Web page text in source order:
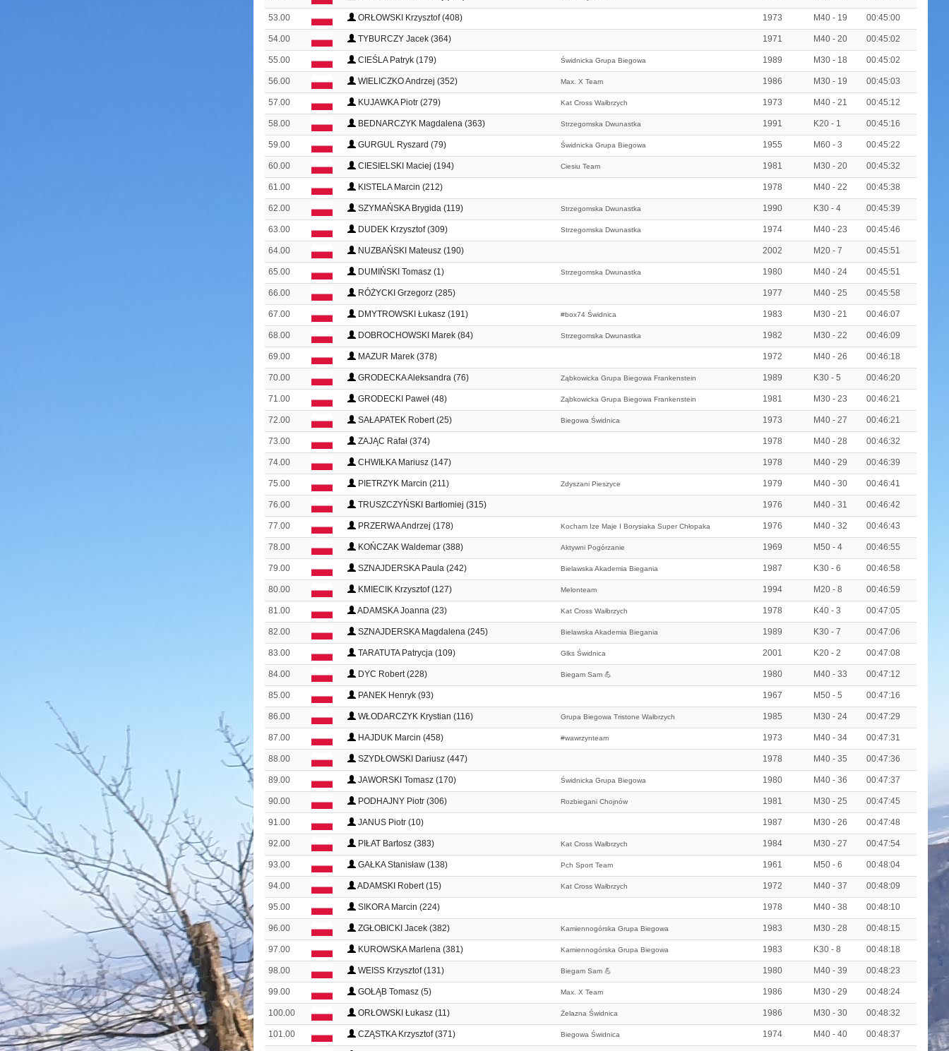
53.00 ORŁOWSKI Krzysztof (408) 1973 M40 - 19 00:45:00
54.00 TYBURCZY Jacek (364) 1971 M40 - 20 00:45:02
55.00 CIEŚLA Patryk (179) Świdnicka Grupa Biegowa 1989 M30 - 18 00:45:02
56.00 WIELICZKO Andrzej (352) Max. X Team 1986 M30 - 19 00:45:03
57.00 KUJAWKA Piotr (279) Kat Cross Wałbrzych 1973 M40 - 21 00:45:12
58.00 BEDNARCZYK Magdalena (363) Strzegomska Dwunastka 1991 K20 - 1 00:45:16
59.00 GURGUL Ryszard (79) Świdnicka Grupa Biegowa 1955 M60 - 3 00:45:22
60.00 CIESIELSKI Maciej (194) Ciesiu Team 1981 M30 - 20 00:45:32
61.00 KISTELA Marcin (212) 1978 M40 - 22 00:45:38
62.00 SZYMAŃSKA Brygida (119) Strzegomska Dwunastka 1990 K30 - 4 00:45:39
63.00 DUDEK Krzysztof (309) Strzegomska Dwunastka 1974 M40 - 23 00:45:46
64.00 NUZBAŃSKI Mateusz (190) 2002 M20 - 7 00:45:51
65.00 DUMIŃSKI Tomasz (1) Strzegomska Dwunastka 1980 M40 - 24 00:45:51
66.00 RÓŻYCKI Grzegorz (285) 1977 M40 - 25 00:45:58
67.00 DMYTROWSKI Łukasz (191) #box74 Świdnica 1983 M30 - 21 00:46:07
68.00 DOBROCHOWSKI Marek (84) Strzegomska Dwunastka 1982 M30 - 22 00:46:09
69.00 MAZUR Marek (378) 1972 M40 - 26 00:46:18
70.00 GRODECKA Aleksandra (76) Ząbkowicka Grupa Biegowa Frankenstein 1989 K30 - 5 00:46:20
71.00 GRODECKI Paweł (48) Ząbkowicka Grupa Biegowa Frankenstein 1981 M30 - 23 00:46:21
72.00 SAŁAPATEK Robert (25) Biegowa Świdnica 1973 M40 - 27 00:46:21
73.00 ZAJĄC Rafał (374) 1978 M40 - 28 00:46:32
74.00 CHWIŁKA Mariusz (147) 1978 M40 - 29 00:46:39
75.00 PIETRZYK Marcin (211) Zdyszani Pieszyce 1979 M40 - 30 00:46:41
76.00 TRUSZCZYŃSKI Bartłomiej (315) 1976 M40 - 31 00:46:42
77.00 PRZERWA Andrzej (178) Kocham Ize Maje I Borysiaka Super Chłopaka 1976 M40 - 32 00:46:43
78.00 KOŃCZAK Waldemar (388) Aktywni Pogórzanie 1969 M50 - 4 00:46:55
79.00 SZNAJDERSKA Paula (242) Bielawska Akademia Biegania 1987 K30 - 6 00:46:58
80.00 KMIECIK Krzysztof (127) Melonteam 1994 M20 - 8 00:46:59
81.00 ADAMSKA Joanna (23) Kat Cross Wałbrzych 1978 K40 - 3 00:47:05
82.00 SZNAJDERSKA Magdalena (245) Bielawska Akademia Biegania 1989 K30 - 7 00:47:06
83.00 TARATUTA Patrycja (109) Glks Świdnica 2001 K20 - 2 00:47:08
84.00 DYC Robert (228) Biegam Sam 💪 1980 M40 - 33 00:47:12
85.00 PANEK Henryk (93) 1967 M50 - 5 00:47:16
86.00 WŁODARCZYK Krystian (116) Grupa Biegowa Tristone Wałbrzych 1985 M30 - 24 00:47:29
87.00 HAJDUK Marcin (458) #wawrzynteam 1973 M40 - 34 00:47:31
88.00 SZYDŁOWSKI Dariusz (447) 1978 M40 - 35 00:47:36
89.00 JAWORSKI Tomasz (170) Świdnicka Grupa Biegowa 1980 M40 - 36 00:47:37
90.00 PODHAJNY Piotr (306) Rozbiegani Chojnów 1981 M30 - 25 00:47:45
91.00 JANUS Piotr (10) 1987 M30 - 26 00:47:48
92.00 PIŁAT Bartosz (383) Kat Cross Wałbrzych 1984 M30 - 27 00:47:54
93.00 GAŁKA Stanisław (138) Pch Sport Team 1961 M50 - 6 00:48:04
94.00 ADAMSKI Robert (15) Kat Cross Wałbrzych 1972 M40 - 37 00:48:09
95.00 SIKORA Marcin (224) 1978 M40 - 38 00:48:10
96.00 ZGŁOBICKI Jacek (382) Kamiennogórska Grupa Biegowa 1983 M30 - 28 00:48:15
97.00 KUROWSKA Marlena (381) Kamiennogórska Grupa Biegowa 1983 K30 - 8 00:48:18
98.00 WEISS Krzysztof (131) Biegam Sam 💪 1980 M40 - 39 00:48:23
99.00 GOŁĄB Tomasz (5) Max. X Team 1986 M30 - 29 00:48:24
100.00 ORŁOWSKI Łukasz (11) Żelazna Świdnica 1986 M30 - 30 00:48:32
101.00 CZĄSTKA Krzysztof (371) Biegowa Świdnica 1974 M40 - 40 00:48:37